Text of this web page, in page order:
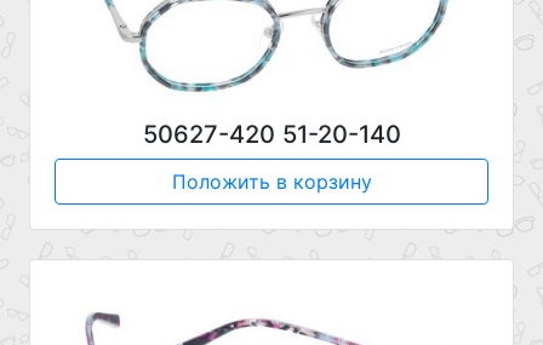
50627-420 51-20-140
Положить в корзину